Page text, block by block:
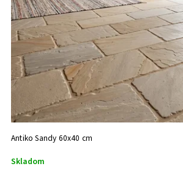
Antiko Sandy 60x40 cm
Skladom